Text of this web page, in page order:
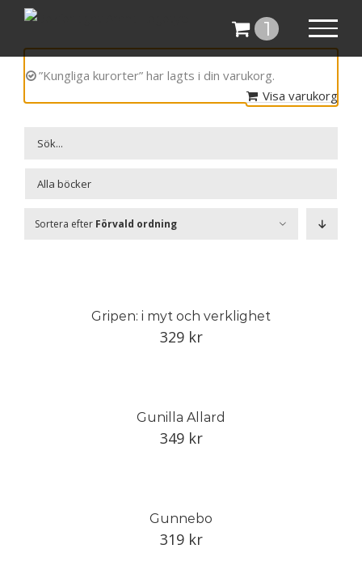
Fortsätt
innehållet
1
”Kungliga kurorter” har lagts i din varukorg.
Visa varukorg
Sortera efter Förvald ordning
Gripen: i myt och verklighet
329 kr
Gunilla Allard
349 kr
Gunnebo
319 kr